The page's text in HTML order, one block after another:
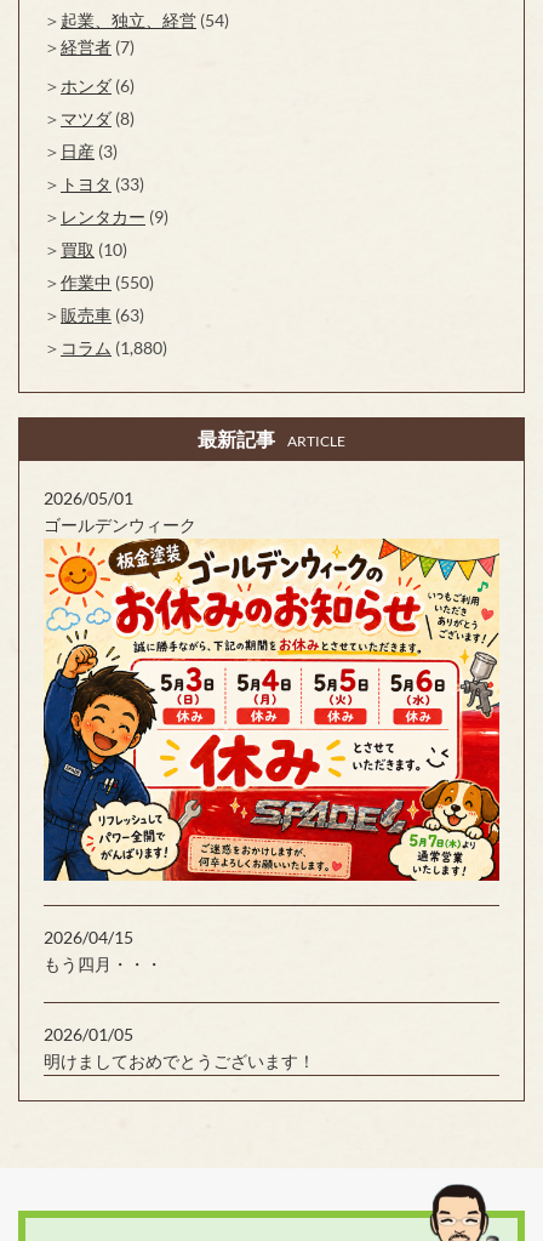
起業、独立、経営 (54)
経営者 (7)
ホンダ (6)
マツダ (8)
日産 (3)
トヨタ (33)
レンタカー (9)
買取 (10)
作業中 (550)
販売車 (63)
コラム (1,880)
最新記事 ARTICLE
2026/05/01
ゴールデンウィーク
2026/04/15
もう四月・・・
2026/01/05
明けましておめでとうございます！